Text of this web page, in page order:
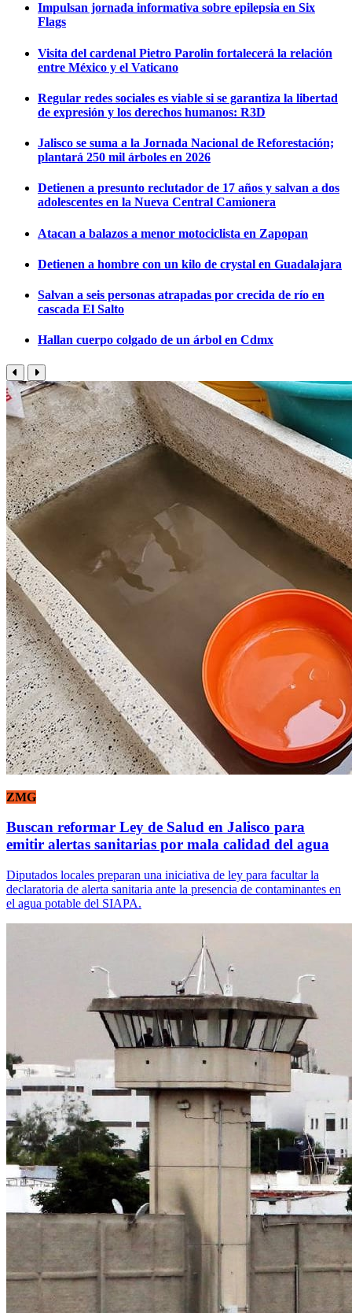
Impulsan jornada informativa sobre epilepsia en Six
Flags
Visita del cardenal Pietro Parolin fortalecerá la relación
entre México y el Vaticano
Regular redes sociales es viable si se garantiza la libertad
de expresión y los derechos humanos: R3D
Jalisco se suma a la Jornada Nacional de Reforestación;
plantará 250 mil árboles en 2026
Detienen a presunto reclutador de 17 años y salvan a dos
adolescentes en la Nueva Central Camionera
Atacan a balazos a menor motociclista en Zapopan
Detienen a hombre con un kilo de crystal en Guadalajara
Salvan a seis personas atrapadas por crecida de río en
cascada El Salto
Hallan cuerpo colgado de un árbol en Cdmx
ZMG
Buscan reformar Ley de Salud en Jalisco para
emitir alertas sanitarias por mala calidad del agua
Diputados locales preparan una iniciativa de ley para facultar la
declaratoria de alerta sanitaria ante la presencia de contaminantes en
el agua potable del SIAPA.